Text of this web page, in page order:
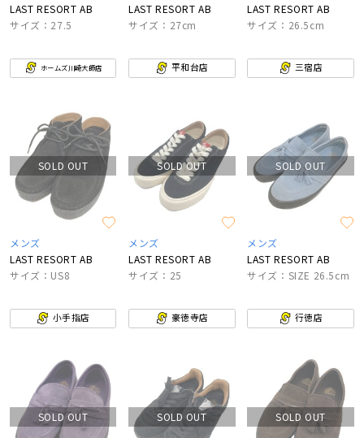
LAST RESORT AB
サイズ：27.5
ホームズ川崎大師店
LAST RESORT AB
サイズ：27cm
平和台店
LAST RESORT AB
サイズ：26.5cm
三宿店
SOLD OUT
メンズ
LAST RESORT AB
サイズ：US8
小手指店
SOLD OUT
メンズ
LAST RESORT AB
サイズ：25
豪徳寺店
SOLD OUT
メンズ
LAST RESORT AB
サイズ：SIZE 26.5cm
行徳店
SOLD OUT SOLD OUT SOLD OUT